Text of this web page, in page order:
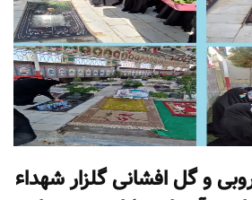
و گل افشانی گلزار شهداء